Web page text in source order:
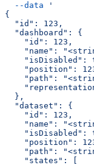
  --data
'
{
  "id": 123,
  "dashboard": {
    "id": 123,
"name":
"isDisabled":
"position":
"path":
  },
  "dataset": {
    "id": 123,
"name":
"isDisabled":
"position":
"path":
    "states": [